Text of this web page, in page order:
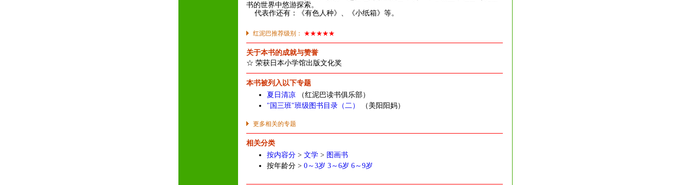
书的世界中悠游探索。
代表作还有：《有色人种》、《小纸箱》等。
红泥巴推荐级别： ★★★★★
关于本书的成就与赞誉
☆ 荣获日本小学馆出版文化奖
本书被列入以下专题
夏日清凉 （红泥巴读书俱乐部）
"国三班"班级图书目录（二）
（美阳阳妈）
更多相关的专题
相关分类
按内容分 > 文学 > 图画书
按年龄分 > 0～3岁 3～6岁 6～9岁